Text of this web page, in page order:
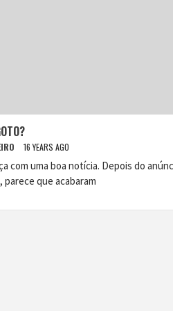
16 YEARS AGO
com uma boa notícia. Depois do
parece que acabaram